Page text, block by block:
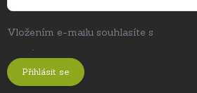
Vložením e-mailu souhlasíte s
.
Přihlásit se